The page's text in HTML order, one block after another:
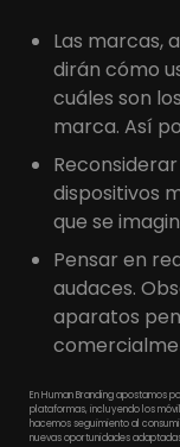
Las marcas,
dirán cómo
cuáles son
marca. Así
dispositivos
que se
Pensar en
audaces.
aparatos
En Human Branding apostamos
plataformas, incluyendo los
hacemos seguimiento al
nuevas oportunidades